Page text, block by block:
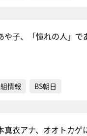
や子、「憧れの人」で
情報 BS朝日
真衣アナ、オオトカゲ